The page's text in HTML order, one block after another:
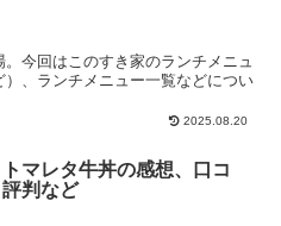
今回はこのすき家のランチメニュ
、ランチメニュー一覧などについ
2025.08.20
マレタ牛丼の感想、口コ
評判など